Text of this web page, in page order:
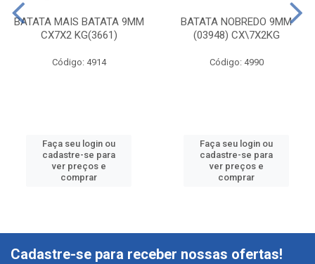
BATATA MAIS BATATA 9MM
CX7X2 KG(3661)
Código: 4914
Faça seu login ou
cadastre-se para
ver preços e
comprar
BATATA NOBREDO 9MM
(03948) CX\7X2KG
Código: 4990
Faça seu login ou
cadastre-se para
ver preços e
comprar
Cadastre-se para receber nossas ofertas!